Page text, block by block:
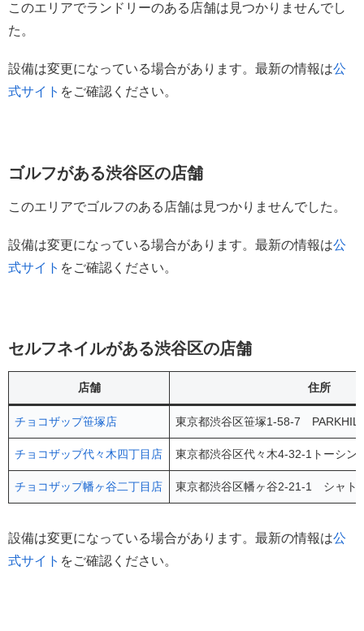
このエリアでランドリーのある店舗は見つかりませんでし
た。
設備は変更になっている場合があります。最新の情報は公
式サイト をご確認ください。
ゴルフがある渋谷区の店舗
このエリアでゴルフのある店舗は見つかりませんでした。
設備は変更になっている場合があります。最新の情報は公
式サイト をご確認ください。
セルフネイルがある渋谷区の店舗
店舗 住所
チョコザップ笹塚店 東京都渋谷区笹塚1-58-7
チョコザップ代々木四丁目店 東京都渋谷区代々木4-32-1トーシ
チョコザップ幡ヶ谷二丁目店 東京都渋谷区幡ヶ谷2-21-1 シャ
設備は変更になっている場合があります。最新の情報は公
式サイト をご確認ください。